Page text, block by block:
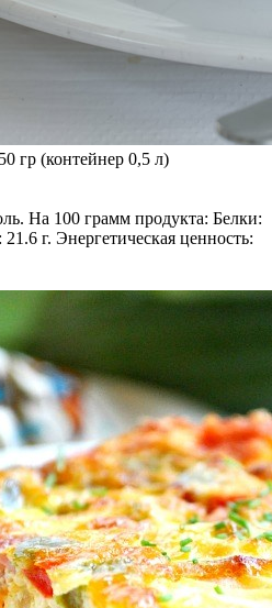
гр (контейнер 0,5 л)
На 100 грамм продукта: Белки:
г. Энергетическая ценность: